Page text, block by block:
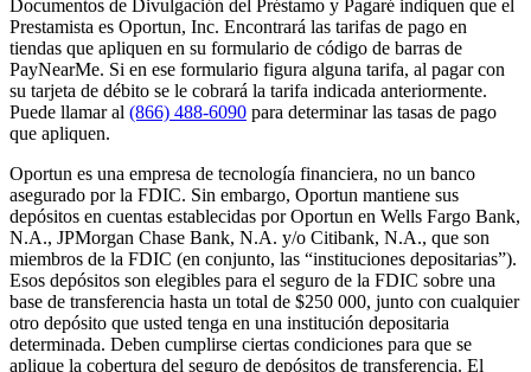
Documentos de Divulgación del Préstamo y Pagaré indiquen que el
Prestamista es Oportun, Inc. Encontrará las tarifas de pago en
tiendas que apliquen en su formulario de código de barras de
PayNearMe. Si en ese formulario figura alguna tarifa, al pagar con
su tarjeta de débito se le cobrará la tarifa indicada anteriormente.
Puede llamar al (866) 488-6090 para determinar las tasas de pago
que apliquen.
Oportun es una empresa de tecnología financiera, no un banco
asegurado por la FDIC. Sin embargo, Oportun mantiene sus
depósitos en cuentas establecidas por Oportun en Wells Fargo Bank,
N.A., JPMorgan Chase Bank, N.A. y/o Citibank, N.A., que son
miembros de la FDIC (en conjunto, las “instituciones depositarias”).
Esos depósitos son elegibles para el seguro de la FDIC sobre una
base de transferencia hasta un total de $250 000, junto con cualquier
otro depósito que usted tenga en una institución depositaria
determinada. Deben cumplirse ciertas condiciones para que se
aplique la cobertura del seguro de depósitos de transferencia. El